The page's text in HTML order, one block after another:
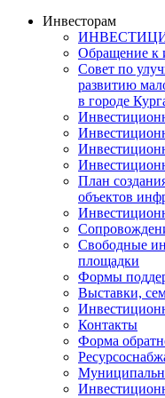
Инвесторам
Обращение к
Совет по
развитию
в городе
План
объектов
Свободные
площадки
Формы
Выставки,
Контакты
Форма